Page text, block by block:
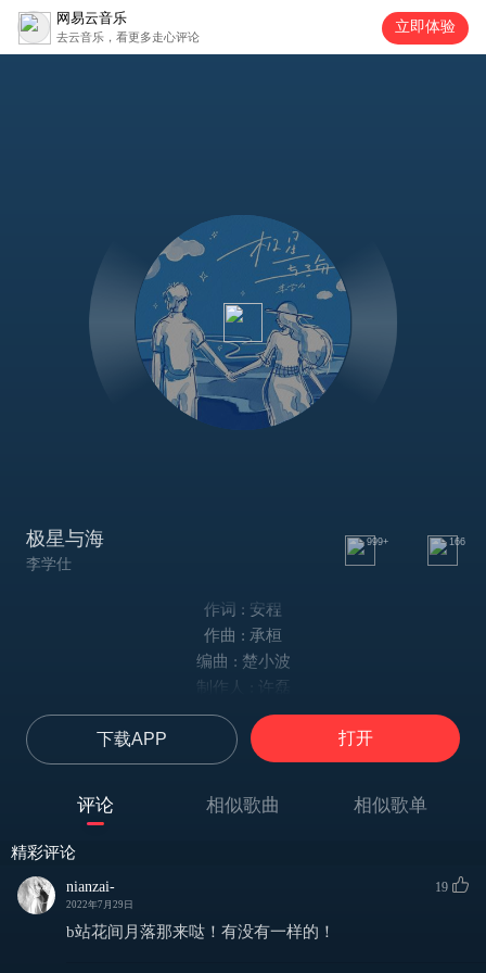
网易云音乐
去云音乐，看更多走心评论
立即体验
极星与海
李学仕
999+ 166
作词 : 安程
作曲 : 承桓
编曲 : 楚小波
制作人 : 许磊
出品人 : 雷彬艺/张浩
点点 星光 洒向了海面
沙滩 晚风 我们悄然邂逅
你是我 的深海 让我沦陷
望向你 我的极星
下载APP 打开
评论 相似歌曲 相似歌单
精彩评论
nianzai-
2022年7月29日
19
b站花间月落那来哒！有没有一样的！